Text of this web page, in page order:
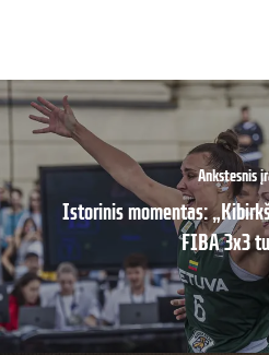
Ankstesnis
Istorinis momentas:
FIBA 3x3